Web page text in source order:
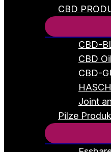
CBD
CBD-
CBD Oil
CBD-
Joint
Pilze